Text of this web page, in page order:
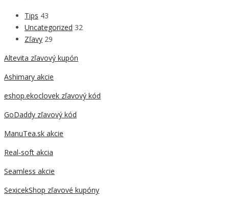
Tips 43
Uncategorized 32
Zľavy 29
Altevita zľavový kupón
Ashimary akcie
eshop.ekoclovek zľavový kód
GoDaddy zľavový kód
ManuTea.sk akcie
Real-soft akcia
Seamless akcie
SexicekShop zľavové kupóny